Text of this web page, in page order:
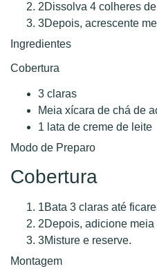
2Dissolva 4 colheres
3Depois, acrescente
Ingredientes
Cobertura
3 claras
Meia xícara de chá de
1 lata de creme de leite
Modo de Preparo
Cobertura
1Bata 3 claras até
2Depois, adicione
3Misture e reserve.
Montagem